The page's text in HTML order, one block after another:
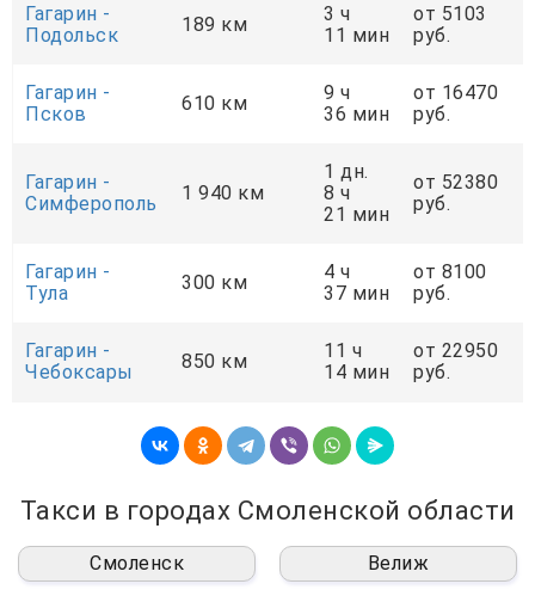
Гагарин -
Подольск
189 км
3 ч
11 мин
от 5103
руб.
Гагарин -
Псков
610 км
9 ч
36 мин
от 16470
руб.
Гагарин -
Симферополь
1 940 км
1 дн.
8 ч
21 мин
от 52380
руб.
Гагарин -
Тула
300 км
4 ч
37 мин
от 8100
руб.
Гагарин -
Чебоксары
850 км
11 ч
14 мин
от 22950
руб.
Такси в городах Смоленской области
Смоленск Велиж